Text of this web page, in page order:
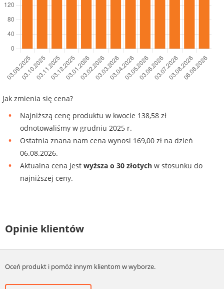
Jak zmienia się cena?
Najniższą cenę produktu w kwocie 138,58 zł
odnotowaliśmy w grudniu 2025 r.
Ostatnia znana nam cena wynosi 169,00 zł na dzień
06.08.2026.
Aktualna cena jest wyższa o 30 złotych w stosunku do
najniższej ceny.
Opinie klientów
Oceń produkt i pomóż innym klientom w wyborze.